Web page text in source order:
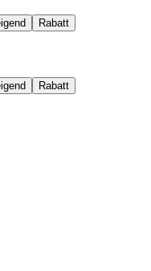
Rabatt
Rabatt